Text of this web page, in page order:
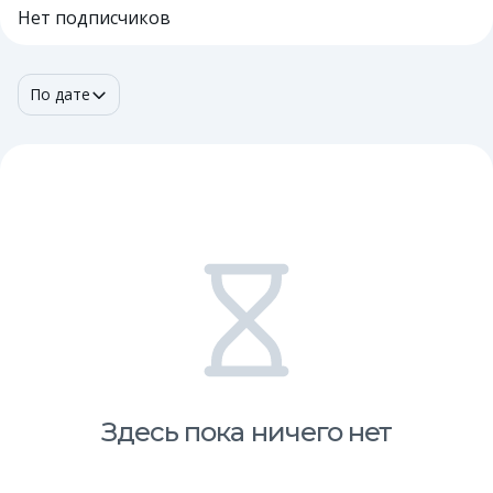
Нет подписчиков
По дате
Здесь пока ничего нет